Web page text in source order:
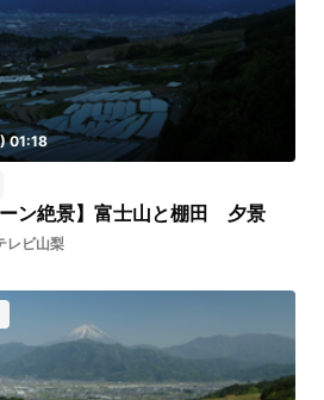
01:18
ーン絶景】富士山と棚田 夕景
レビ山梨